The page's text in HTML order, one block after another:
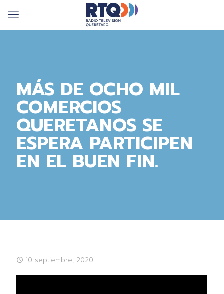
MÁS DE OCHO MIL
COMERCIOS
QUERETANOS SE
ESPERA PARTICIPEN
EN EL BUEN FIN.
10 septiembre, 2020